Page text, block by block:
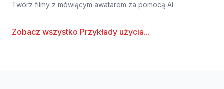
Twórz filmy z mówiącym awatarem za pomocą AI
Zobacz wszystko Przykłady użycia...